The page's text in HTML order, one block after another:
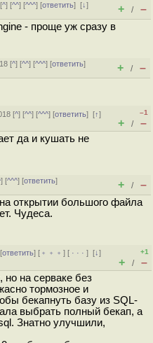
^] [^^] [^^^] [ответить][↓]
+ / –
- проще уж сразу в
[^] [^^] [^^^] [ответить]
+ / –
[^] [^^] [^^^] [ответить][↑]
–1
+ / –
да и кушать не
] [^^^] [ответить]
+ / –
открытии большого файла
Чудеса.
ответить] [ ﹢﹢﹢] [ · · ·][↓]
+1
+ / –
но на серваке без
тормозное и
бекапнуть базу из SQL-
выбрать полный бекап, а
Знатно улучшили,